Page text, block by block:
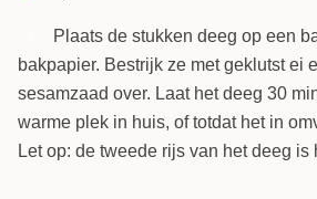
Plaats de stukken deeg op een
bakpapier. Bestrijk ze met geklutst ei
sesamzaad over. Laat het deeg 30
warme plek in huis, of totdat het in
Let op: de tweede rijs van het deeg is